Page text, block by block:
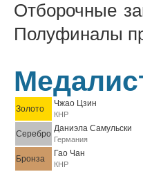
Отборочные
Полуфиналы
Золото
Чжао Цзин
КНР
Серебро
Даниэла Самульски
Германия
Бронза
Гао Чан
КНР